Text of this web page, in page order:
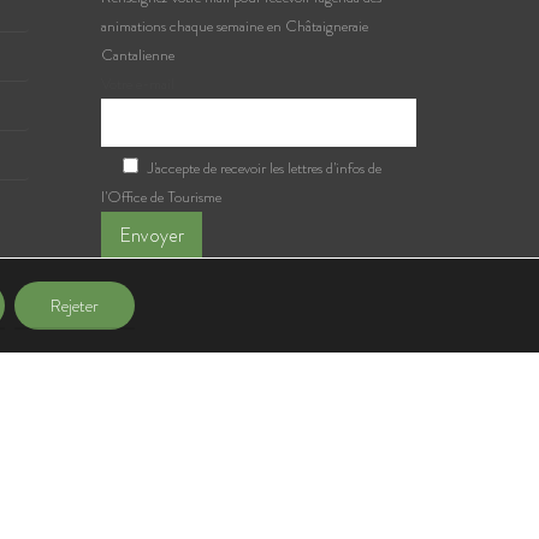
animations chaque semaine en Châtaigneraie
Cantalienne
J'accepte de recevoir les lettres d'infos de
l'Office de Tourisme
Rejeter